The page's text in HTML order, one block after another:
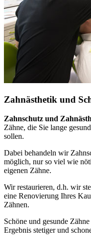
Zahnästhetik und
Zahnschutz und
Zähne, die Sie lange
sollen.
Dabei behandeln wir
möglich, nur so viel wie
eigenen Zähne.
Wir restaurieren, d.h. wir
eine Renovierung Ihres
Zähnen.
Schöne und gesunde
Ergebnis stetiger und